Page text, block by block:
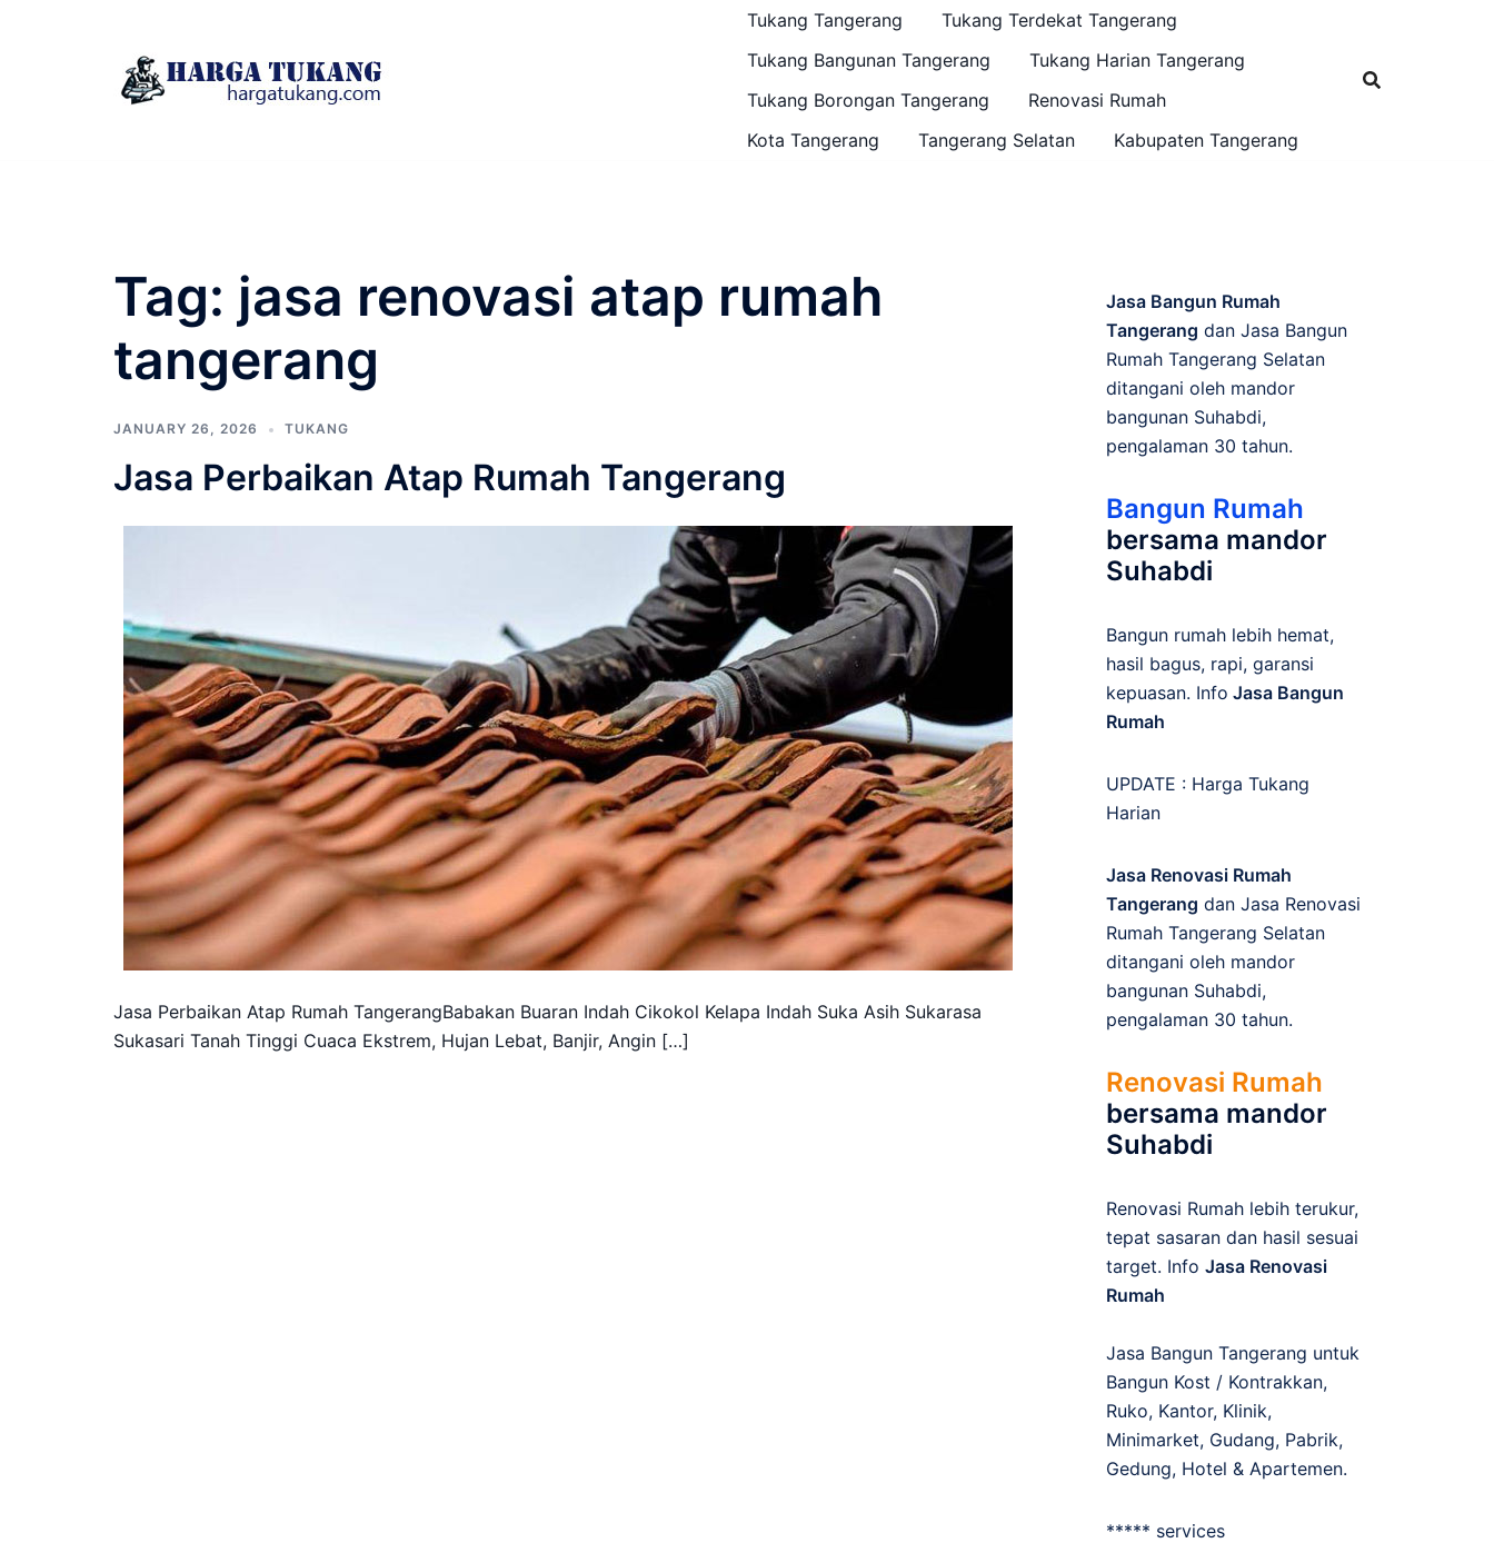
Tukang Tangerang
Tukang Terdekat Tangerang
Tukang Bangunan Tangerang
Tukang Harian Tangerang
Tukang Borongan Tangerang
Renovasi Rumah
Kota Tangerang
Tangerang Selatan Kabupaten Tangerang
Tag: jasa renovasi atap rumah
tangerang
JANUARY 26, 2026 TUKANG
Jasa Perbaikan Atap Rumah Tangerang
Jasa Perbaikan Atap Rumah TangerangBabakan Buaran Indah Cikokol Kelapa Indah Suka Asih Sukarasa
Sukasari Tanah Tinggi Cuaca Ekstrem, Hujan Lebat, Banjir, Angin […]
Jasa Bangun Rumah
Tangerang dan Jasa Bangun
Rumah Tangerang Selatan
ditangani oleh mandor
bangunan Suhabdi,
pengalaman 30 tahun.
Bangun Rumah
bersama mandor
Suhabdi
Bangun rumah lebih hemat,
hasil bagus, rapi, garansi
kepuasan. Info Jasa Bangun
Rumah
UPDATE : Harga Tukang
Harian
Jasa Renovasi Rumah
Tangerang dan Jasa Renovasi
Rumah Tangerang Selatan
ditangani oleh mandor
bangunan Suhabdi,
pengalaman 30 tahun.
Renovasi Rumah
bersama mandor
Suhabdi
Renovasi Rumah lebih terukur,
tepat sasaran dan hasil sesuai
target. Info Jasa Renovasi
Rumah
Jasa Bangun Tangerang untuk
Bangun Kost / Kontrakkan,
Ruko, Kantor, Klinik,
Minimarket, Gudang, Pabrik,
Gedung, Hotel & Apartemen.
***** services